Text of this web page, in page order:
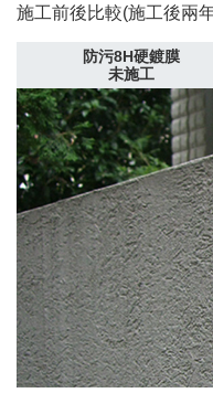
施工前後比較(施工後兩
防污8H硬鍍膜
未施工